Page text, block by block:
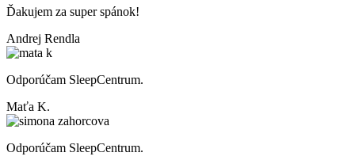
Ďakujem za super spánok!
Andrej Rendla
Odporúčam SleepCentrum.
Maťa K.
Odporúčam SleepCentrum.